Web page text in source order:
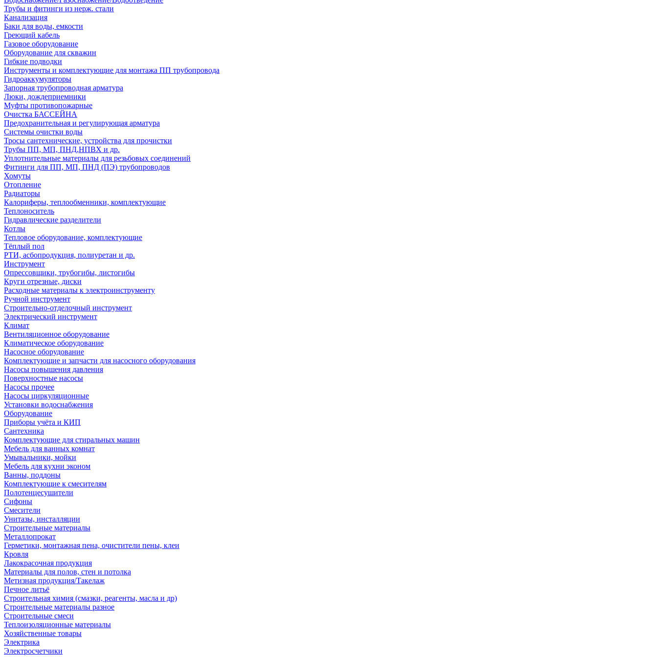
Трубы и фитинги из нерж. стали
Канализация
Баки для воды, емкости
Греющий кабель
Газовое оборудование
Оборудование для скважин
Гибкие подводки
Инструменты и комплектующие для монтажа ПП трубопровода
Гидроаккумуляторы
Запорная трубопроводная арматура
Люки, дождеприемники
Муфты противопожарные
Очистка БАССЕЙНА
Предохранительная и регулирующая арматура
Системы очистки воды
Тросы сантехнические, устройства для прочистки
Трубы ПП, МП, ПНД,НПВХ и др.
Уплотнительные материалы для резьбовых соединений
Фитинги для ПП, МП, ПНД (ПЭ) трубопроводов
Хомуты
Отопление
Радиаторы
Калориферы, теплообменники, комплектующие
Теплоноситель
Гидравлические разделители
Котлы
Тепловое оборудование, комплектующие
Тёплый пол
РТИ, асбопродукция, полиуретан и др.
Инструмент
Опрессовщики, трубогибы, листогибы
Круги отрезные, диски
Расходные материалы к электроинструменту
Ручной инструмент
Строительно-отделочный инструмент
Электрический инструмент
Климат
Вентиляционное оборудование
Климатическое оборудование
Насосное оборудование
Комплектующие и запчасти для насосного оборудования
Насосы повышения давления
Поверхностные насосы
Насосы прочее
Насосы циркуляционные
Установки водоснабжения
Оборудование
Приборы учёта и КИП
Сантехника
Комплектующие для стиральных машин
Мебель для ванных комнат
Умывальники, мойки
Мебель для кухни эконом
Ванны, поддоны
Комплектующие к смесителям
Полотенцесушители
Сифоны
Смесители
Унитазы, инсталляции
Строительные материалы
Металлопрокат
Герметики, монтажная пена, очистители пены, клеи
Кровля
Лакокрасочная продукция
Материалы для полов, стен и потолка
Метизная продукция/Такелаж
Печное литьё
Строительная химия (смазки, реагенты, масла и др)
Строительные материалы разное
Строительные смеси
Теплоизоляционные материалы
Хозяйственные товары
Электрика
Электросчетчики